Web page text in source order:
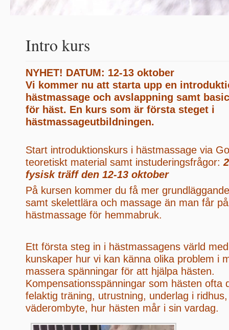
Intro kurs
NYHET! DATUM: 12-13 oktober
Vi kommer nu att starta upp en
hästmassage och avslappning samt
för häst. En kurs som är första steget i
hästmassageutbildningen.
Start introduktionskurs i hästmassage via
teoretiskt material samt instuderingsfrågor:
fysisk träff den 12-13 oktober
På kursen kommer du få mer
samt skelettlära och massage än man får
hästmassage för hemmabruk.
Ett första steg in i hästmassagens värld
kunskaper hur vi kan känna olika problem i
massera spänningar för att hjälpa hästen.
Kompensationsspänningar som hästen ofta
felaktig träning, utrustning, underlag i
väderombyte, hur hästen mår i sin vardag.